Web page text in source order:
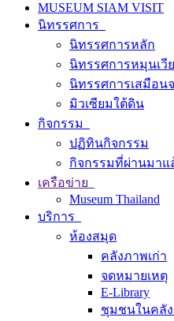
MUSEUM SIAM VISIT
นิทรรศการ
นิทรรศการหลัก
นิทรรศการหมุนเวี
นิทรรศการเสมือน
มิวเซียมใต้ดิน
กิจกรรม
ปฏิทินกิจกรรม
กิจกรรมที่ผ่านมาแ
เครือข่าย
Museum Thailand
บริการ
ห้องสมุด
คลังภาพเก่า
จดหมายเหตุ
E-Library
ชุมชนในคลั